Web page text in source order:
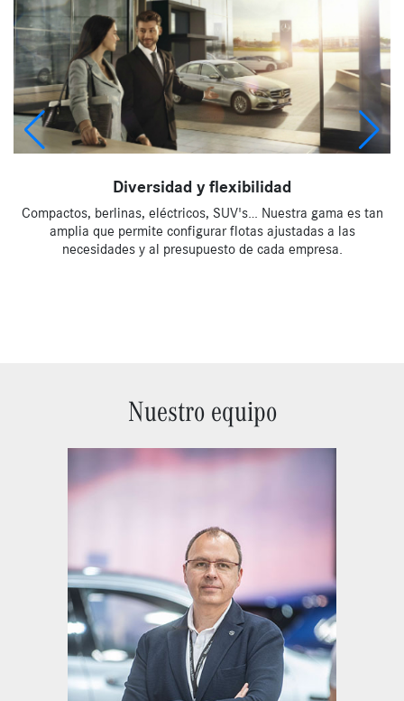
Diversidad y flexibilidad
Compactos, berlinas, eléctricos, SUV's… Nuestra gama es tan
amplia que permite configurar flotas ajustadas a las
necesidades y al presupuesto de cada empresa.
Nuestro equipo